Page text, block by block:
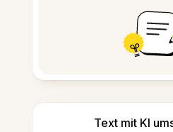
Text mit KI